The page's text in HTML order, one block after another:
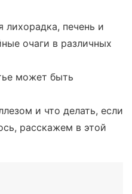
лихорадка, печень и
очаги в различных
может быть
и что делать, если
расскажем в этой